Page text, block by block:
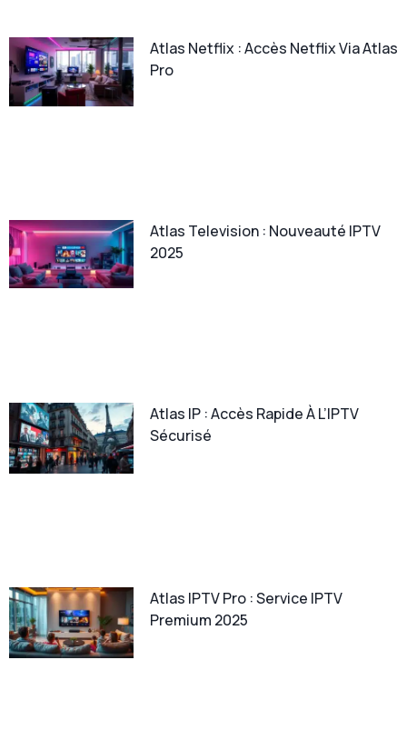
Atlas Netflix : Accès Netflix Via Atlas
Pro
Atlas Television : Nouveauté IPTV
2025
Atlas IP : Accès Rapide À L’IPTV
Sécurisé
Atlas IPTV Pro : Service IPTV
Premium 2025